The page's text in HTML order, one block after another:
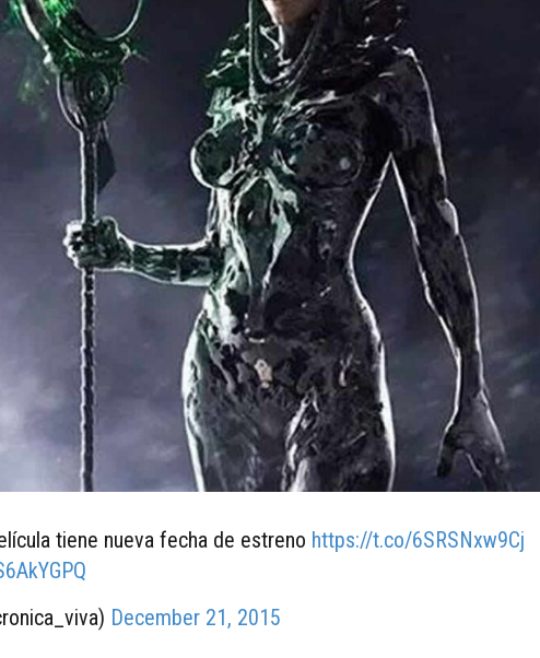
tiene nueva fecha de estreno https://t.co/6SRSNxw9Cj
December 21, 2015